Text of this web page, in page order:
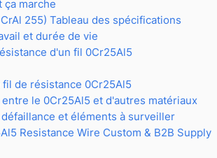
ça marche
255) Tableau des spécifications
et durée de vie
d'un fil 0Cr25Al5
de résistance 0Cr25Al5
entre le 0Cr25Al5 et d'autres matériaux
et éléments à surveiller
Resistance Wire Custom & B2B Supply